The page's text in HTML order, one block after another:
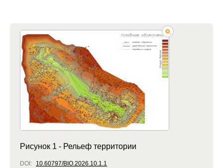
Рисунок 1 - Рельеф территории
DOI: 10.60797/BIO.2026.10.1.1